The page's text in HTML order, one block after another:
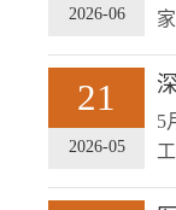
2026-06
21
2026-05
5